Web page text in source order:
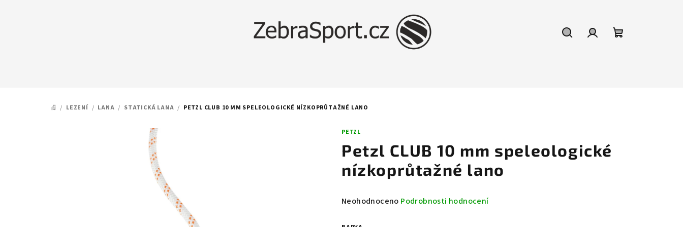
DOMŮ
/ LEZENÍ / LANA / STATICKÁ LANA / PETZL CLUB 10 MM SPELEOLOGICKÉ NÍZKOPRŮTAŽNÉ LANO
PETZL
Petzl CLUB 10 mm speleologické
nízkoprůtažné lano
Průměrné
Neohodnoceno Podrobnosti hodnocení